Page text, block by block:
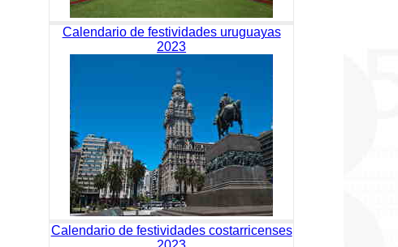
Calendario de festividades uruguayas
2023
Calendario de festividades costarricenses